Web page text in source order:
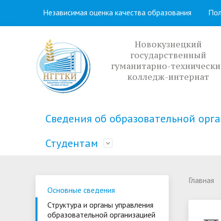
Независимая оценка качества образования
Новокузнецкий
государственный
гуманитарно-
колледж-интернат
Сведения об образовательной
Основные сведения
Кабинет профориентации
доступности
Учебная часть
Студентам
Распорядок дня
Основные сведения
Структура и органы управления
образовательной организацией
Главная